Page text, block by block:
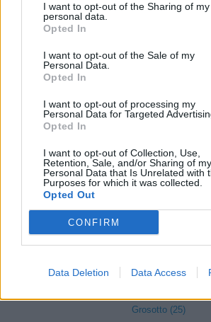
I want to opt-out of the Sharing of my
personal data.
Opted In
I want to opt-out of the Sale of my
Personal Data.
Opted In
I want to opt-out of processing my
Personal Data for Targeted
Opted In
I want to opt-out of Collection, Use,
Retention, Sale, and/or Sharing of my
Personal Data that Is Unrelated with
Purposes for which it was collected.
Opted Out
CONFIRM
Data Deletion Data Access
Delebio (62)
Faedo Valtellino (2)
Forcola (10)
Fusine (5)
Gerola Alta (7)
Grosotto (25)